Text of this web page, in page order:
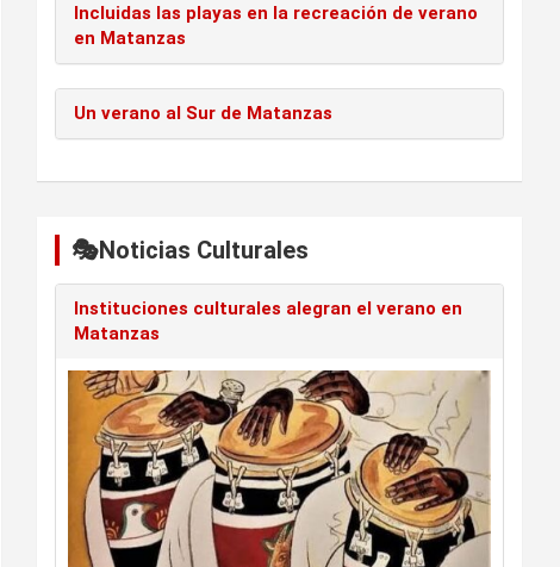
Incluidas las playas en la recreación de verano
en Matanzas
Un verano al Sur de Matanzas
🎭Noticias Culturales
Instituciones culturales alegran el verano en
Matanzas